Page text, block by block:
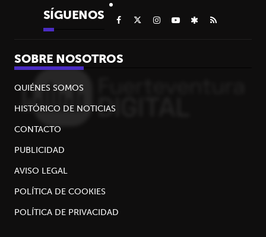
SÍGUENOS
SOBRE NOSOTROS
QUIÉNES SOMOS
HISTÓRICO DE NOTICIAS
CONTACTO
PUBLICIDAD
AVISO LEGAL
POLÍTICA DE COOKIES
POLÍTICA DE PRIVACIDAD